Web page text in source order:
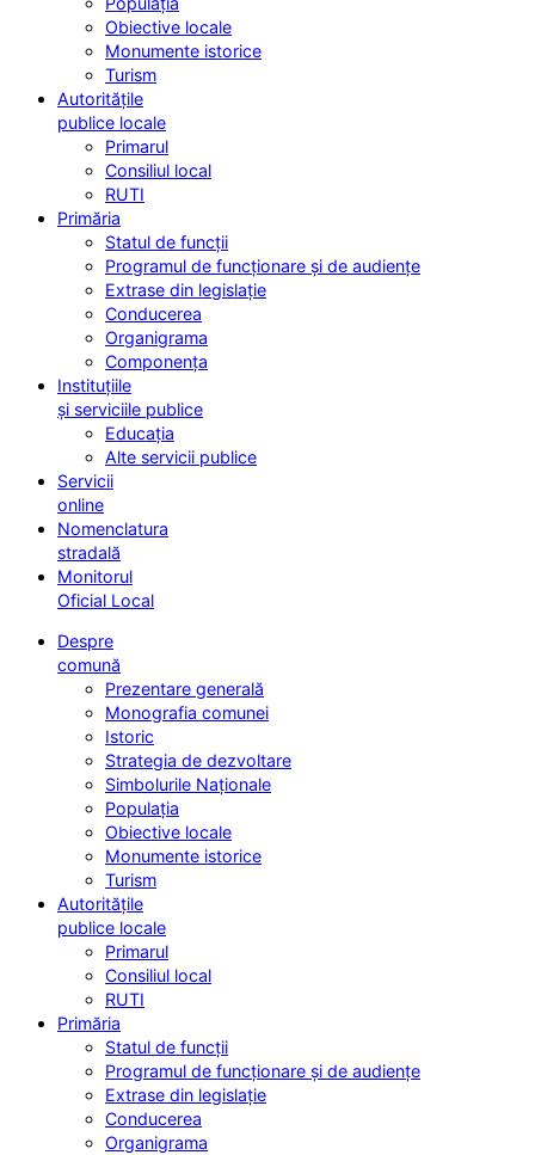
Obiective locale
Monumente istorice
Turism
Autoritățile
publice locale
Primarul
Consiliul local
RUTI
Primăria
Statul de funcții
Programul de funcționare și de audiențe
Extrase din legislație
Conducerea
Organigrama
Componența
Instituțiile
și serviciile publice
Educația
Alte servicii publice
Servicii
online
Nomenclatura
stradală
Monitorul
Oficial Local
Despre
comună
Prezentare generală
Monografia comunei
Istoric
Strategia de dezvoltare
Simbolurile Naționale
Populația
Obiective locale
Monumente istorice
Turism
Autoritățile
publice locale
Primarul
Consiliul local
RUTI
Primăria
Statul de funcții
Programul de funcționare și de audiențe
Extrase din legislație
Conducerea
Organigrama